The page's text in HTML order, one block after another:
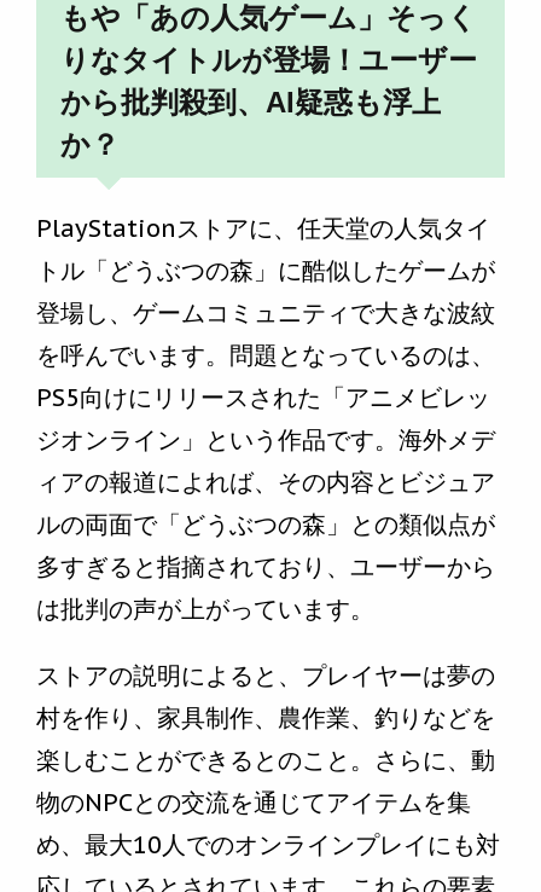
もや「あの人気ゲーム」そっく
りなタイトルが登場！ユーザー
から批判殺到、AI疑惑も浮上
か？
PlayStationストアに、任天堂の人気タイ
トル「どうぶつの森」に酷似したゲームが
登場し、ゲームコミュニティで大きな波紋
を呼んでいます。問題となっているのは、
PS5向けにリリースされた「アニメビレッ
ジオンライン」という作品です。海外メデ
ィアの報道によれば、その内容とビジュア
ルの両面で「どうぶつの森」との類似点が
多すぎると指摘されており、ユーザーから
は批判の声が上がっています。
ストアの説明によると、プレイヤーは夢の
村を作り、家具制作、農作業、釣りなどを
楽しむことができるとのこと。さらに、動
物のNPCとの交流を通じてアイテムを集
め、最大10人でのオンラインプレイにも対